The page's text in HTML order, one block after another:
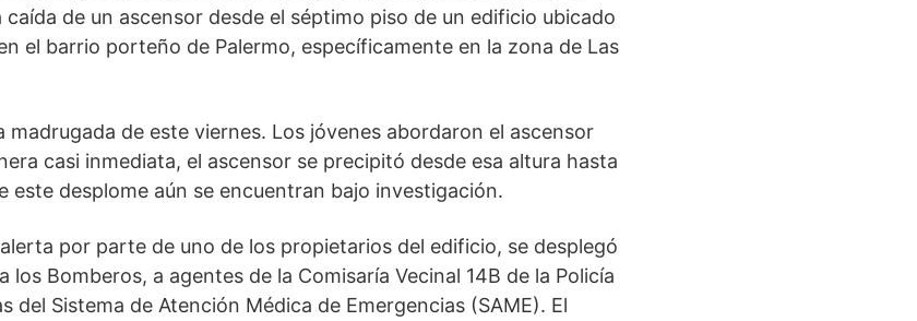
de un ascensor desde el séptimo piso de un edificio ubicado
el barrio porteño de Palermo, específicamente en la zona de Las
madrugada de este viernes. Los jóvenes abordaron el ascensor
casi inmediata, el ascensor se precipitó desde esa altura hasta
este desplome aún se encuentran bajo investigación.
por parte de uno de los propietarios del edificio, se desplegó
Bomberos, a agentes de la Comisaría Vecinal 14B de la Policía
del Sistema de Atención Médica de Emergencias (SAME). El